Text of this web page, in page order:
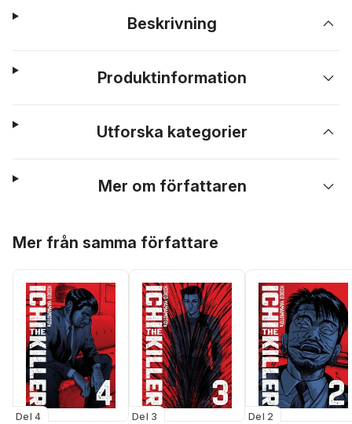
Beskrivning
Produktinformation
Utforska kategorier
Mer om författaren
Mer från samma författare
Del 4 Del 3 Del 2